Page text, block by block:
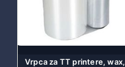
Vrpca za TT printere, wax,